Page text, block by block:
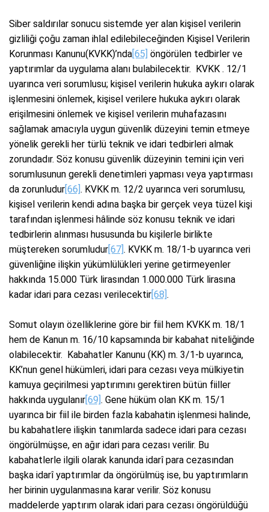
Siber saldırılar sonucu sistemde yer alan kişisel verilerin
gizliliği çoğu zaman ihlal edilebileceğinden Kişisel Verilerin
Korunması Kanunu(KVKK)’nda[65] öngörülen tedbirler ve
yaptırımlar da uygulama alanı bulabilecektir. KVKK . 12/1
uyarınca veri sorumlusu; kişisel verilerin hukuka aykırı olarak
işlenmesini önlemek, kişisel verilere hukuka aykırı olarak
erişilmesini önlemek ve kişisel verilerin muhafazasını
sağlamak amacıyla uygun güvenlik düzeyini temin etmeye
yönelik gerekli her türlü teknik ve idari tedbirleri almak
zorundadır. Söz konusu güvenlik düzeyinin temini için veri
sorumlusunun gerekli denetimleri yapması veya yaptırması
da zorunludur[66] . KVKK m. 12/2 uyarınca veri sorumlusu,
kişisel verilerin kendi adına başka bir gerçek veya tüzel kişi
tarafından işlenmesi hâlinde söz konusu teknik ve idari
tedbirlerin alınması hususunda bu kişilerle birlikte
müştereken sorumludur[67] . KVKK m. 18/1-b uyarınca veri
güvenliğine ilişkin yükümlülükleri yerine getirmeyenler
hakkında 15.000 Türk lirasından 1.000.000 Türk lirasına
kadar idari para cezası verilecektir[68] .
Somut olayın özelliklerine göre bir fiil hem KVKK m. 18/1
hem de Kanun m. 16/10 kapsamında bir kabahat niteliğinde
olabilecektir. Kabahatler Kanunu (KK) m. 3/1-b uyarınca,
KK’nun genel hükümleri, idari para cezası veya mülkiyetin
kamuya geçirilmesi yaptırımını gerektiren bütün fiiller
hakkında uygulanır[69] . Gene hüküm olan KK m. 15/1
uyarınca bir fiil ile birden fazla kabahatin işlenmesi halinde,
bu kabahatlere ilişkin tanımlarda sadece idari para cezası
öngörülmüşse, en ağır idari para cezası verilir. Bu
kabahatlerle ilgili olarak kanunda idarî para cezasından
başka idarî yaptırımlar da öngörülmüş ise, bu yaptırımların
her birinin uygulanmasına karar verilir. Söz konusu
maddelerde yaptırım olarak idari para cezası öngörüldüğü